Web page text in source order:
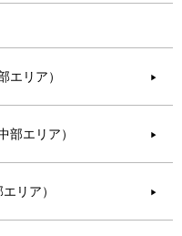
エリア） ▶︎
部エリア） ▶︎
リア） ▶︎